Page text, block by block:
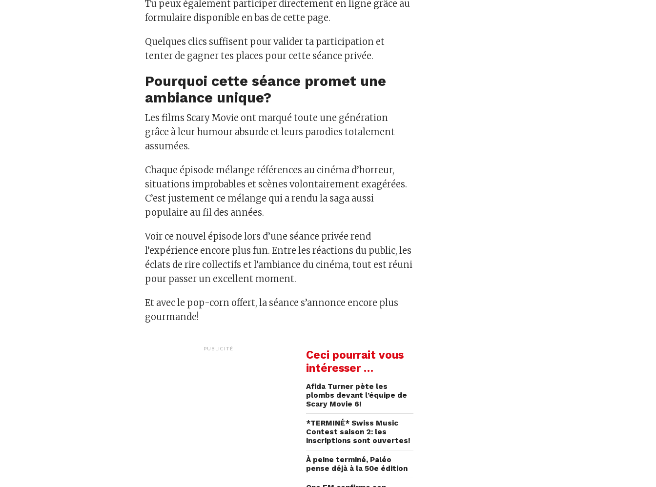
Tu peux également participer directement en ligne grâce au
formulaire disponible en bas de cette page.
Quelques clics suffisent pour valider ta participation et
tenter de gagner tes places pour cette séance privée.
Pourquoi cette séance promet une
ambiance unique?
Les films Scary Movie ont marqué toute une génération
grâce à leur humour absurde et leurs parodies totalement
assumées.
Chaque épisode mélange références au cinéma d’horreur,
situations improbables et scènes volontairement exagérées.
C’est justement ce mélange qui a rendu la saga aussi
populaire au fil des années.
Voir ce nouvel épisode lors d’une séance privée rend
l’expérience encore plus fun. Entre les réactions du public, les
éclats de rire collectifs et l’ambiance du cinéma, tout est réuni
pour passer un excellent moment.
Et avec le pop-corn offert, la séance s’annonce encore plus
gourmande!
PUBLICITÉ
Ceci pourrait vous
intéresser …
Afida Turner pète les
plombs devant l’équipe de
Scary Movie 6!
*TERMINÉ* Swiss Music
Contest saison 2: les
inscriptions sont ouvertes!
À peine terminé, Paléo
pense déjà à la 50e édition